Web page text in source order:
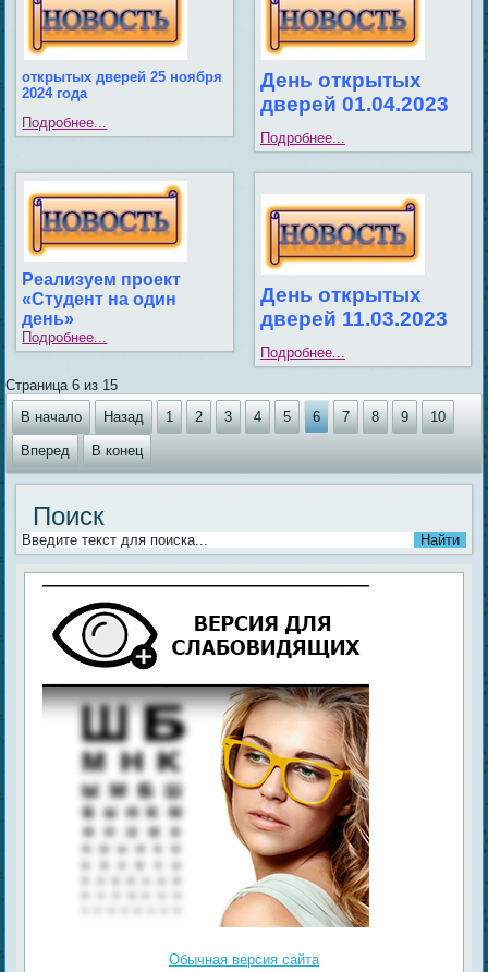
открытых дверей 25 ноября
2024 года
Подробнее...
День открытых
дверей 01.04.2023
Подробнее...
Реализуем проект
«Студент на один
день»
Подробнее...
День открытых
дверей 11.03.2023
Подробнее...
Страница 6 из 15
В начало
Назад 1 2 3 4 5 6 7 8 9 10
Вперед В конец
Поиск
Обычная версия сайта